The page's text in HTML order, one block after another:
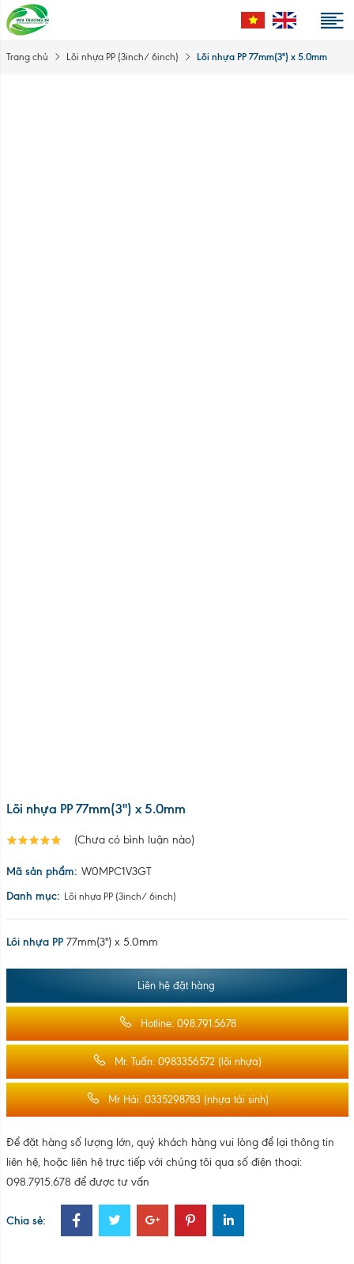
Trang chủ Lõi nhựa PP (3inch/ 6inch) Lõi nhựa PP 77mm(3'') x 5.0mm
Lõi nhựa PP 77mm(3'') x 5.0mm
(Chưa có bình luận nào)
Mã sản phẩm: W0MPC1V3GT
Danh mục: Lõi nhựa PP (3inch/ 6inch)
Lõi nhựa PP77mm(3'') x 5.0mm
Liên hệ đặt hàng
Hotline: 098.791.5678
Mr. Tuấn: 0983356572 (lõi nhựa)
Mr Hải: 0335298783 (nhựa tái sinh)
Để đặt hàng số lượng lớn, quý khách hàng vui lòng để lại thông tin
liên hệ, hoặc liên hệ trực tiếp với chúng tôi qua số điện thoại:
098.7915.678 để được tư vấn
Chia sẻ: